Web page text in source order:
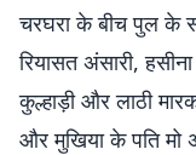
चरघरा के बीच पुल के
रियासत अंसारी,
कुल्हाड़ी और लाठी
और मुखिया के पति मो